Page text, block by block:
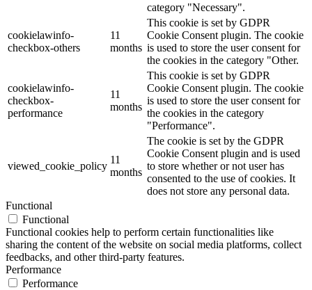
category "Necessary".
cookielawinfo-
checkbox-others
11
months
This cookie is set by GDPR
Cookie Consent plugin. The cookie
is used to store the user consent for
the cookies in the category "Other.
cookielawinfo-
checkbox-
performance
11
months
This cookie is set by GDPR
Cookie Consent plugin. The cookie
is used to store the user consent for
the cookies in the category
"Performance".
viewed_cookie_policy
11
months
The cookie is set by the GDPR
Cookie Consent plugin and is used
to store whether or not user has
consented to the use of cookies. It
does not store any personal data.
Functional
Functional
Functional cookies help to perform certain functionalities like
sharing the content of the website on social media platforms, collect
feedbacks, and other third-party features.
Performance
Performance